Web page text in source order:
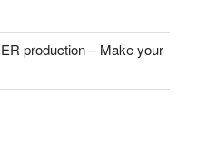
production – Make your